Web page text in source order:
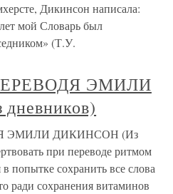
Дикинсон написала:
мой Словарь был
(Т.У.
ЭМИЛИ
ЭМИЛИ ДИКИНСОН (Из
при переводе ритмом
попытке сохранить все слова
ради сохранения витаминов